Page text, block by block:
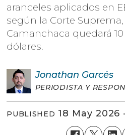
aranceles aplicados en
según la Corte
Camanchaca quedará
dólares.
Jonathan Garcés
PERIODISTA Y
PUBLISHED 18 May 2026